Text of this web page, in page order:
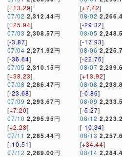
[+13.29]
07/02 2,312.44円
[+25.94]
07/03 2,308.57円
[-3.87]
07/04 2,271.92円
[-36.64]
07/05 2,310.15円
[+38.23]
07/08 2,286.47円
[-23.68]
07/09 2,293.67円
[+7.20]
07/10 2,295.95円
[+2.28]
07/11 2,285.44円
[-10.51]
07/12 2,289.00円
[+7.42]
08/02
[-29.32]
08/05
[-17.93]
08/06
[-22.76]
08/07
[+13.92]
08/08
[-0.86]
08/09
[-5.27]
08/12
[-10.34]
08/13
[+34.44]
08/14